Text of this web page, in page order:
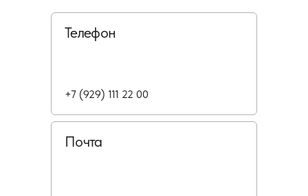
Телефон
Почта
+7 (929) 111 22 00